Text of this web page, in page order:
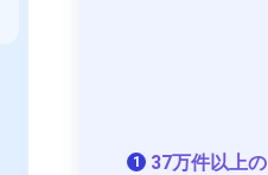
1 37万件以上